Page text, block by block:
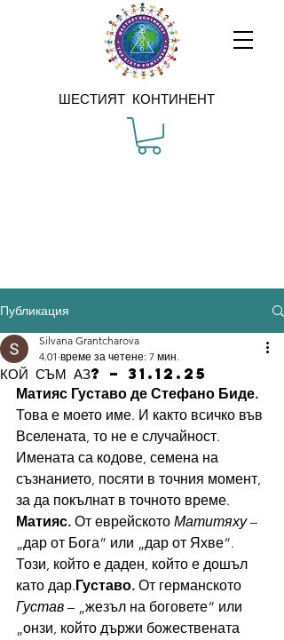
ШЕСТИЯТ КОНТИНЕНТ
Публикация
КОЙ СЪМ АЗ? – 31.12.25
Silvana Grantcharova
4.01 време за четене: 7 мин.
Матияс Густаво де Стефано Биде.
Това е моето име. И както всичко във
Вселената, то не е случайност.
Имената са кодове, семена на
съзнанието, посяти в точния момент,
за да покълнат в точното време.
Матияс. От еврейското Матитяху –
„дар от Бога“ или „дар от Яхве“.
Този, който е даден, който е дошъл
като дар.Густаво. От германското
Густав – „жезъл на боговете“ или
„онзи, който държи божествената